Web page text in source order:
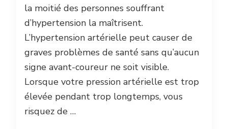
la moitié des personnes souffrant
d’hypertension la maîtrisent.
L’hypertension artérielle peut causer de
graves problèmes de santé sans qu’aucun
signe avant-coureur ne soit visible.
Lorsque votre pression artérielle est trop
élevée pendant trop longtemps, vous
risquez de …